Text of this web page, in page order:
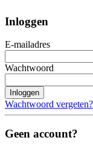
Inloggen
E-mailadres
Wachtwoord
Inloggen
Wachtwoord vergeten?
Geen account?